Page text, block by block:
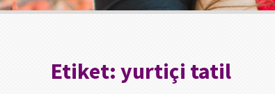
Etiket: yurtiçi tatil